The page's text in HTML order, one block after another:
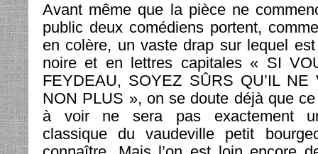
Avant même que la pièce ne
public deux comédiens portent,
en colère, un vaste drap sur lequel
noire et en lettres capitales « SI
FEYDEAU, SOYEZ SÛRS QU’IL
NON PLUS », on se doute déjà que ce
à voir ne sera pas exactement
classique du vaudeville petit